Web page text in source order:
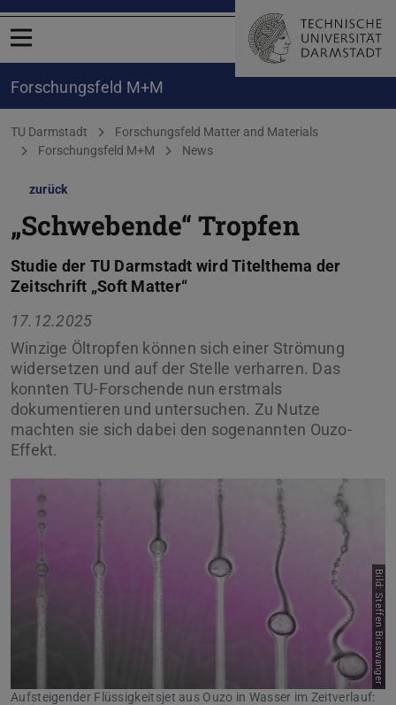
Menü öffnen
Forschungsfeld M+M
Sie befinden sich hier:
TU Darmstadt
Forschungsfeld Matter and Materials
Forschungsfeld M+M
News
zurück
„Schwebende“ Tropfen
Studie der TU Darmstadt wird Titelthema der
Zeitschrift „Soft Matter“
17.12.2025
Winzige Öltropfen können sich einer Strömung
widersetzen und auf der Stelle verharren. Das
konnten TU-Forschende nun erstmals
dokumentieren und untersuchen. Zu Nutze
machten sie sich dabei den sogenannten Ouzo-
Effekt.
Bild: Steffen Bisswanger
Aufsteigender Flüssigkeitsjet aus Ouzo in Wasser im Zeitverlauf: